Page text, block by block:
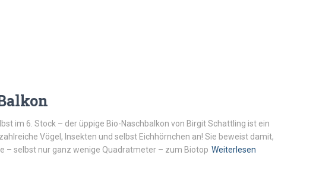
im 6. Stock – der üppige Bio-Naschbalkon von Birgit Schattling ist ein
Vögel, Insekten und selbst Eichhörnchen an! Sie beweist damit,
– selbst nur ganz wenige Quadratmeter – zum Biotop Weiterlesen